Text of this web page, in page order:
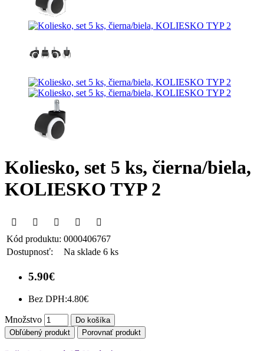
Koliesko, set 5 ks, čierna/biela,
KOLIESKO TYP 2
Kód produktu: 0000406767
Dostupnosť:
Na sklade 6 ks
5.90€
Bez DPH:4.80€
Množstvo
Do košíka
Obľúbený produkt
Porovnať produkt